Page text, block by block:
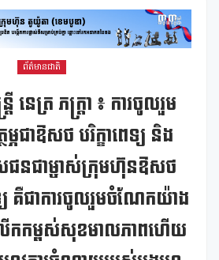
ព័ត៌មានជាតិ
រី នេត្រ ភក្ត្រា ៖ ការចូលរួម
ភជាឱសថ បរិក្ខាពេទ្យ និង
ជនជាម្ចាស់ក្រុមហ៊ុនឱសថ
ទ្យ គឺជាការចូលរួមចំណែកយ៉ាង
ើកកម្ពស់សុខមាលភាពហើយ